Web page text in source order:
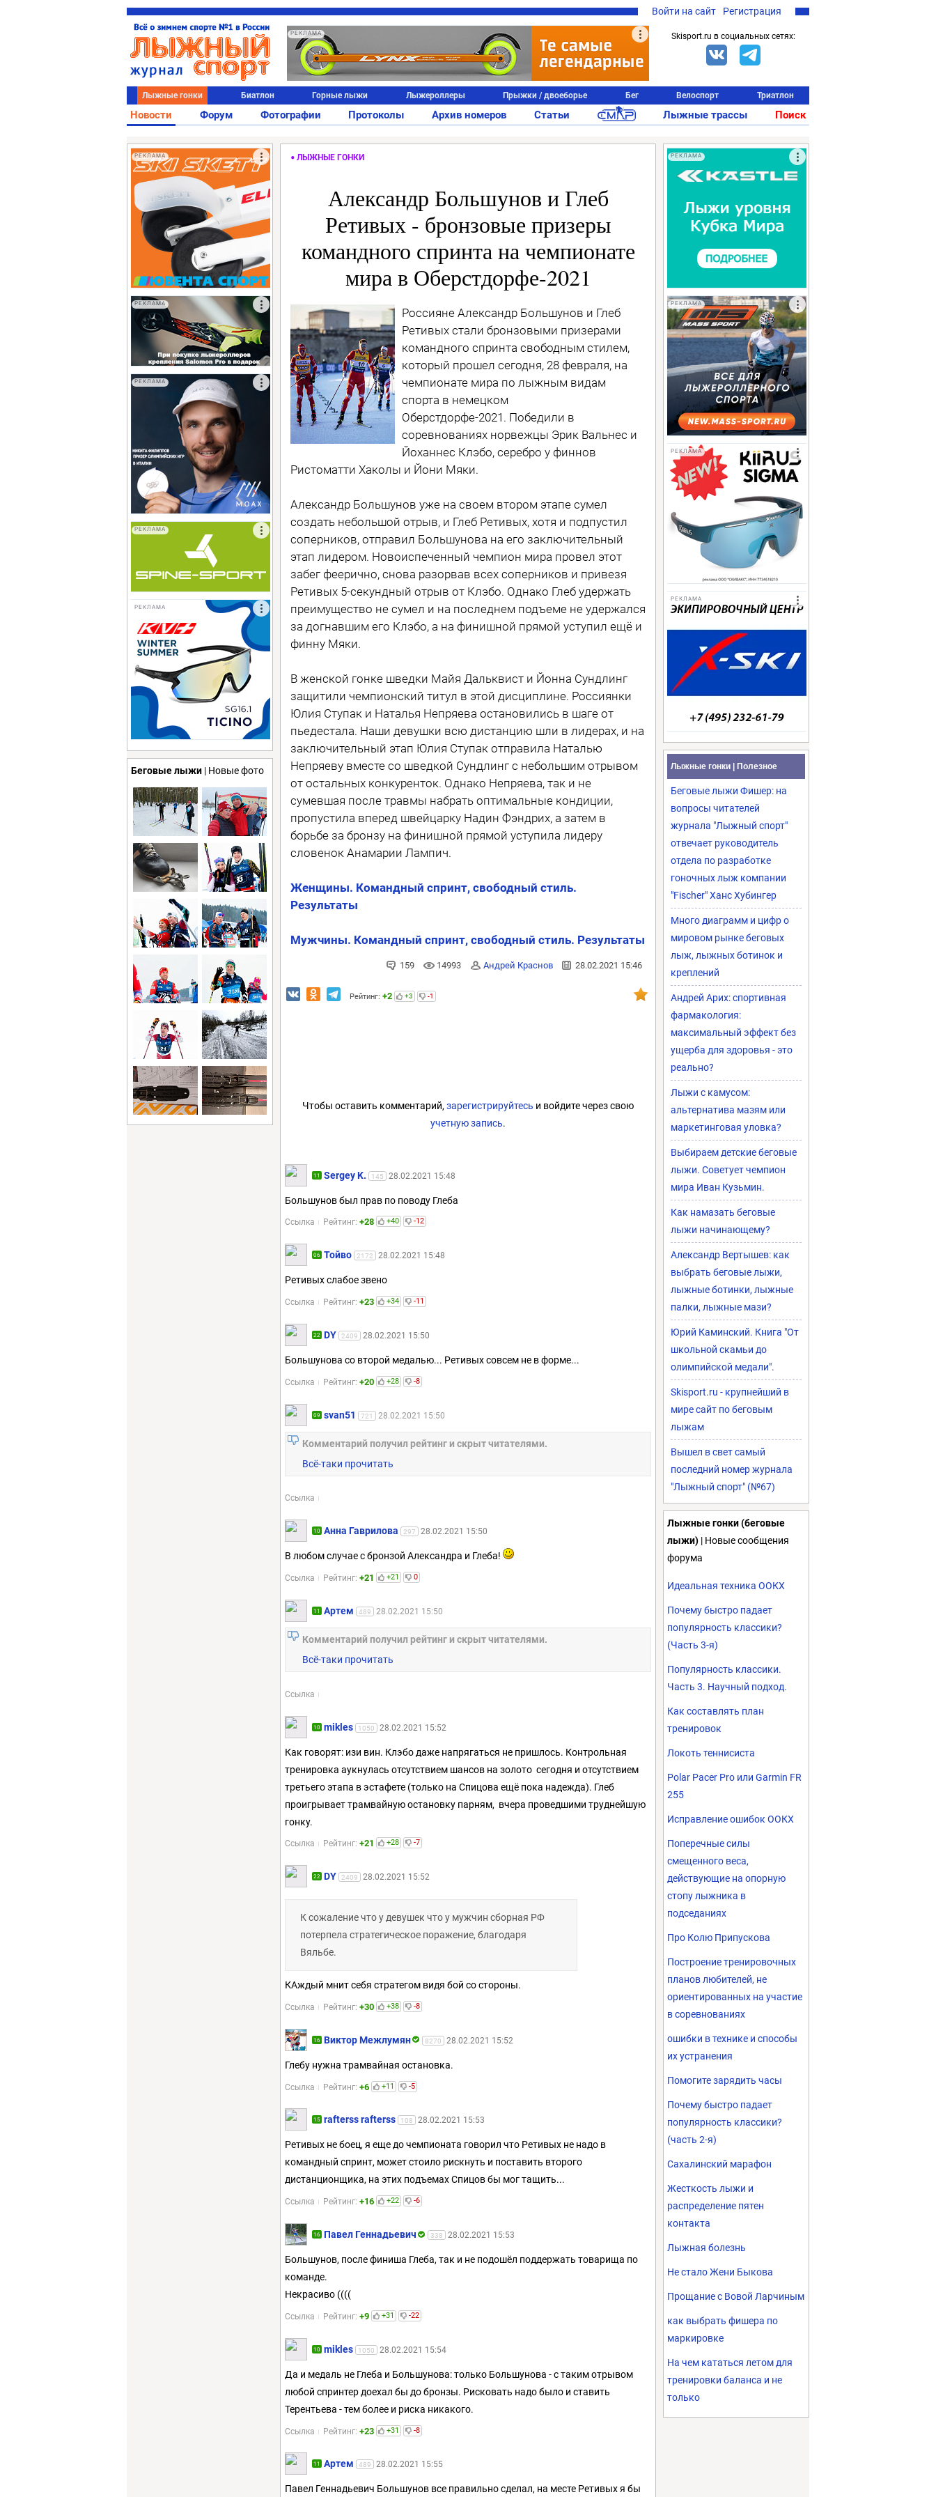
Войти на сайт Регистрация
РЕКЛАМА Skisport.ru в социальных сетях:
Лыжные гонки Биатлон Горные лыжи Лыжероллеры Прыжки / двоеборье Бег Велоспорт Триатлон
Новости Форум Фотографии Протоколы Архив номеров Статьи Лыжные трассы Поиск
РЕКЛАМА
РЕКЛАМА
РЕКЛАМА
РЕКЛАМА
РЕКЛАМА
Беговые лыжи | Новые фото
ЛЫЖНЫЕ ГОНКИ
Александр Большунов и Глеб
Ретивых - бронзовые призеры
командного спринта на чемпионате
мира в Оберстдорфе-2021
Россияне Александр Большунов и Глеб
Ретивых стали бронзовыми призерами
командного спринта свободным стилем,
который прошел сегодня, 28 февраля, на
чемпионате мира по лыжным видам
спорта в немецком
Оберстдорфе-2021. Победили в
соревнованиях норвежцы Эрик Вальнес и
Йоханнес Клэбо, серебро у финнов
Ристоматти Хаколы и Йони Мяки.
Александр Большунов уже на своем втором этапе сумел
создать небольшой отрыв, и Глеб Ретивых, хотя и подпустил
соперников, отправил Большунова на его заключительный
этап лидером. Новоиспеченный чемпион мира провел этот
забег феерично, снова разорвав всех соперников и привезя
Ретивых 5-секундный отрыв от Клэбо. Однако Глеб удержать
преимущество не сумел и на последнем подъеме не удержался
за догнавшим его Клэбо, а на финишной прямой уступил ещё и
финну Мяки.
В женской гонке шведки Майя Дальквист и Йонна Сундлинг
защитили чемпионский титул в этой дисциплине. Россиянки
Юлия Ступак и Наталья Непряева остановились в шаге от
пьедестала. Наши девушки всю дистанцию шли в лидерах, и на
заключительный этап Юлия Ступак отправила Наталью
Непряеву вместе со шведкой Сундлинг с небольшим отрывом
от остальных конкуренток. Однако Непряева, так и не
сумевшая после травмы набрать оптимальные кондиции,
пропустила вперед швейцарку Надин Фэндрих, а затем в
борьбе за бронзу на финишной прямой уступила лидеру
словенок Анамарии Лампич.
Женщины. Командный спринт, свободный стиль.
Результаты
Мужчины. Командный спринт, свободный стиль. Результаты
159 14993 Андрей Краснов 28.02.2021 15:46
Рейтинг: +2 +3 -1
Чтобы оставить комментарий, зарегистрируйтесь и войдите через свою
учетную запись.
11 Sergey K. 145 28.02.2021 15:48
Большунов был прав по поводу Глеба
Ссылка Рейтинг: +28 +40 -12
06 Тойво 2172 28.02.2021 15:48
Ретивых слабое звено
Ссылка Рейтинг: +23 +34 -11
22 DY 2409 28.02.2021 15:50
Большунова со второй медалью... Ретивых совсем не в форме...
Ссылка Рейтинг: +20 +28 -8
09 svan51 721 28.02.2021 15:50
Комментарий получил рейтинг и скрыт читателями.
Всё-таки прочитать
Ссылка
10 Анна Гаврилова 297 28.02.2021 15:50
В любом случае с бронзой Александра и Глеба!
Ссылка Рейтинг: +21 +21 0
11 Артем 489 28.02.2021 15:50
Комментарий получил рейтинг и скрыт читателями.
Всё-таки прочитать
Ссылка
10 mikles 1050 28.02.2021 15:52
Как говорят: изи вин. Клэбо даже напрягаться не пришлось. Контрольная
тренировка аукнулась отсутствием шансов на золото сегодня и отсутствием
третьего этапа в эстафете (только на Спицова ещё пока надежда). Глеб
проигрывает трамвайную остановку парням, вчера проведшими труднейшую
гонку.
Ссылка Рейтинг: +21 +28 -7
22 DY 2409 28.02.2021 15:52
К сожаление что у девушек что у мужчин сборная РФ
потерпела стратегическое поражение, благодаря
Вяльбе.
КАждый мнит себя стратегом видя бой со стороны.
Ссылка Рейтинг: +30 +38 -8
16 Виктор Межлумян 8270 28.02.2021 15:52
Глебу нужна трамвайная остановка.
Ссылка Рейтинг: +6 +11 -5
15 rafterss rafterss 108 28.02.2021 15:53
Ретивых не боец, я еще до чемпионата говорил что Ретивых не надо в
командный спринт, может стоило рискнуть и поставить второго
дистанционщика, на этих подъемах Спицов бы мог тащить...
Ссылка Рейтинг: +16 +22 -6
16 Павел Геннадьевич 338 28.02.2021 15:53
Большунов, после финиша Глеба, так и не подошёл поддержать товарища по
команде.
Некрасиво ((((
Ссылка Рейтинг: +9 +31 -22
10 mikles 1050 28.02.2021 15:54
Да и медаль не Глеба и Большунова: только Большунова - с таким отрывом
любой спринтер доехал бы до бронзы. Рисковать надо было и ставить
Терентьева - тем более и риска никакого.
Ссылка Рейтинг: +23 +31 -8
11 Артем 489 28.02.2021 15:55
Павел Геннадьевич Большунов все правильно сделал, на месте Ретивых я бы
РЕКЛАМА
РЕКЛАМА
РЕКЛАМА
РЕКЛАМА
Лыжные гонки | Полезное
Беговые лыжи Фишер: на
вопросы читателей
журнала "Лыжный спорт"
отвечает руководитель
отдела по разработке
гоночных лыж компании
"Fischer" Ханс Хубингер
Много диаграмм и цифр о
мировом рынке беговых
лыж, лыжных ботинок и
креплений
Андрей Арих: спортивная
фармакология:
максимальный эффект без
ущерба для здоровья - это
реально?
Лыжи с камусом:
альтернатива мазям или
маркетинговая уловка?
Выбираем детские беговые
лыжи. Советует чемпион
мира Иван Кузьмин.
Как намазать беговые
лыжи начинающему?
Александр Вертышев: как
выбрать беговые лыжи,
лыжные ботинки, лыжные
палки, лыжные мази?
Юрий Каминский. Книга "От
школьной скамьи до
олимпийской медали".
Skisport.ru - крупнейший в
мире сайт по беговым
лыжам
Вышел в свет самый
последний номер журнала
"Лыжный спорт" (№67)
Лыжные гонки (беговые
лыжи) | Новые сообщения
форума
Идеальная техника ООКХ
Почему быстро падает
популярность классики?
(Часть 3-я)
Популярность классики.
Часть 3. Научный подход.
Как составлять план
тренировок
Локоть теннисиста
Polar Pacer Pro или Garmin FR
255
Исправление ошибок ООКХ
Поперечные силы
смещенного веса,
действующие на опорную
стопу лыжника в
подседаниях
Про Колю Припускова
Построение тренировочных
планов любителей, не
ориентированных на участие
в соревнованиях
ошибки в технике и способы
их устранения
Помогите зарядить часы
Почему быстро падает
популярность классики?
(часть 2-я)
Сахалинский марафон
Жесткость лыжи и
распределение пятен
контакта
Лыжная болезнь
Не стало Жени Быкова
Прощание с Вовой Ларчиным
как выбрать фишера по
маркировке
На чем кататься летом для
тренировки баланса и не
только